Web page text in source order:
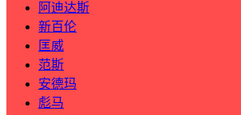
阿迪达斯
新百伦
匡威
范斯
安德玛
彪马